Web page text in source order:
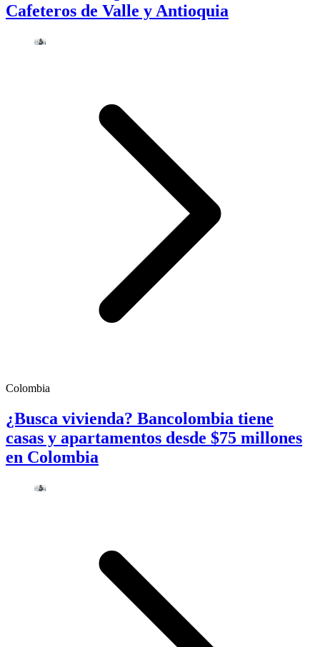
Cafeteros de Valle y Antioquia
Colombia
¿Busca vivienda? Bancolombia tiene
casas y apartamentos desde $75 millones
en Colombia